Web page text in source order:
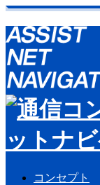
コンセプト